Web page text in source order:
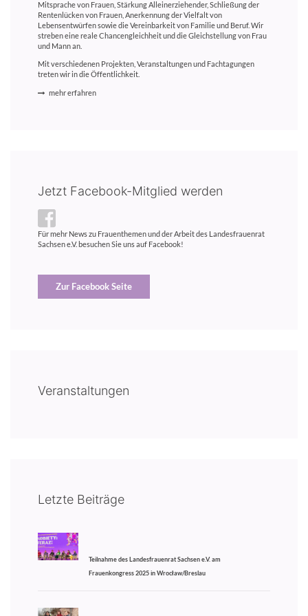
Mitsprache von Frauen, Stärkung Alleinerziehender, Schließung der
Rentenlücken von Frauen, Anerkennung der Vielfalt von
Lebensentwürfen sowie die Vereinbarkeit von Familie und Beruf. Wir
streben eine reale Chancengleichheit und die Gleichstellung von Frau
und Mann an.
Mit verschiedenen Projekten, Veranstaltungen und Fachtagungen
treten wir in die Öffentlichkeit.
mehr erfahren
Jetzt Facebook-Mitglied werden
Für mehr News zu Frauenthemen und der Arbeit des Landesfrauenrat
Sachsen e.V. besuchen Sie uns auf Facebook!
Zur Facebook Seite
Veranstaltungen
Letzte Beiträge
Teilnahme des Landesfrauenrat Sachsen e.V. am
Frauenkongress 2025 in Wrocław/Breslau